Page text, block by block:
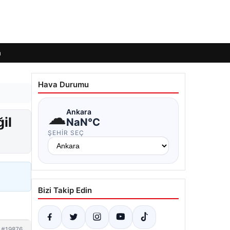
Hava Durumu
☁Ankara
NaN°C
ŞEHIR SEÇ
Bizi Takip Edin